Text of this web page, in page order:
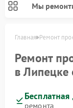
Мы
Главная Ремонт
Ремонт
в Липецке
Бесплатная
ремонта